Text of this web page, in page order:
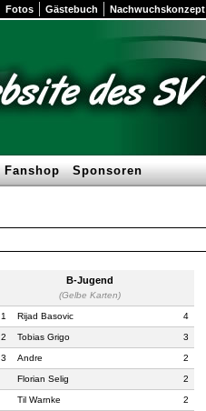
Fotos Gästebuch Nachwuchskonzept
Fanshop Sponsoren
B-Jugend
(Gelbe Karten)
1 Rijad Basovic 4
2 Tobias Grigo 3
3 Andre 2
Florian Selig 2
Til Warnke 2